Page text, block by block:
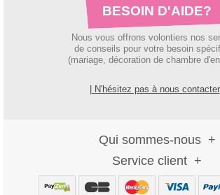
BESOIN D'AIDE?
Nous vous offrons volontiers nos
de conseils pour votre besoin
(mariage, décoration de chambre
| N'hésitez pas à nous contacter|
Qui sommes-nous
Service client